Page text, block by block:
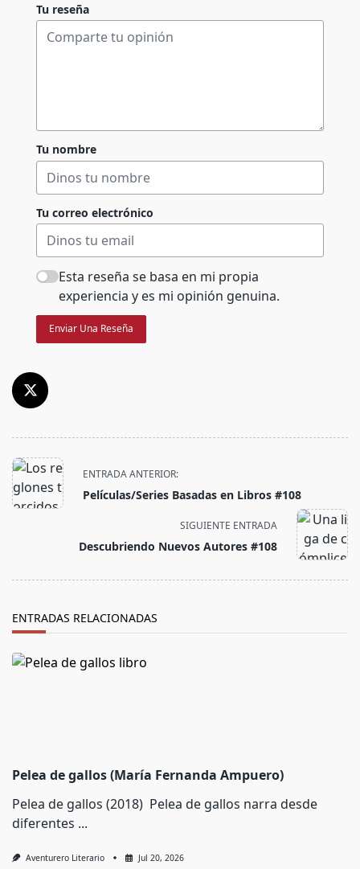
Tu reseña
Tu nombre
Tu correo electrónico
Esta reseña se basa en mi propia
experiencia y es mi opinión genuina.
Enviar Una Reseña
<span
class="nav-
subtitle
ENTRADA ANTERIOR:
Películas/Series Basadas en Libros #108
SIGUIENTE ENTRADA
Descubriendo Nuevos Autores #108
ENTRADAS RELACIONADAS
Pelea de gallos (María Fernanda Ampuero)
Pelea de gallos (2018) Pelea de gallos narra desde
diferentes ...
Aventurero Literario Jul 20, 2026